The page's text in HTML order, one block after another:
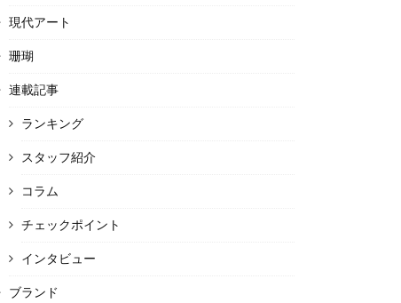
現代アート
珊瑚
連載記事
ランキング
スタッフ紹介
コラム
チェックポイント
インタビュー
ブランド